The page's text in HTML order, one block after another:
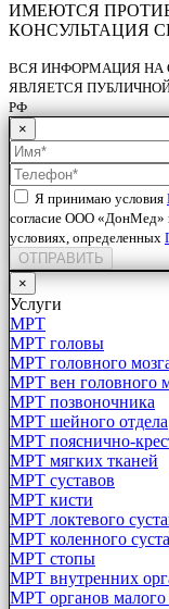
ИМЕЮТСЯ
КОНСУЛЬТАЦИЯ
ВСЯ ИНФОРМАЦИЯ НА
ЯВЛЯЕТСЯ
РФ
×
Я принимаю условия
согласие ООО «ДонМед»
условиях, определенных
ОТПРАВИТЬ
×
Услуги
МРТ
МРТ головы
МРТ головного
МРТ вен головного
МРТ позвоночника
МРТ шейного отдела
МРТ пояснично-
МРТ мягких тканей
МРТ суставов
МРТ кисти
МРТ локтевого
МРТ коленного
МРТ стопы
МРТ внутренних
МРТ органов малого